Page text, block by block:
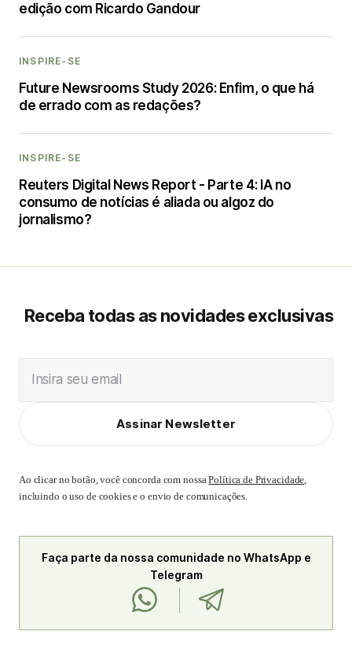
edição com Ricardo Gandour
INSPIRE-SE
Future Newsrooms Study 2026: Enfim, o que há
de errado com as redações?
INSPIRE-SE
Reuters Digital News Report - Parte 4: IA no
consumo de notícias é aliada ou algoz do
jornalismo?
Receba todas as novidades exclusivas
Insira seu email
Assinar Newsletter
Ao clicar no botão, você concorda com nossaPolítica de Privacidade,
incluindo o uso de cookies e o envio de comunicações.
Faça parte da nossa comunidade no WhatsApp e
Telegram